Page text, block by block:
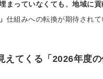
埋まっていなくても、地域に
仕組みへの転換が期待されて
えてくる「2026年度